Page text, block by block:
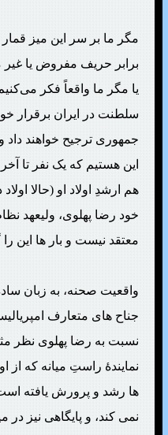
مگر ما بر سر این میز قمار
برابر حریف مفروض یا
یا مگر ما واقعاً فکر
سلطنت در ایران برقرار
جمهوری ترجیح خواهند
این هستیم که یک نفر تا
هم ارشدِ اولاد او (حالا
خود رضا پهلوی، ولیعهد
معتقد نیست و بار ها این
واقعیت صحنه، به زبان
جناح های متعارف
نسبت به رضا پهلوی نظر
نمایندهٔ راستِ میانه که از
ها رشد و پرورش یافته
نمی کند، و پایگاهی نیز